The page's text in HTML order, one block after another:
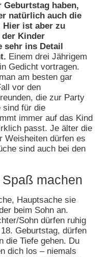
Geburtstag haben,
natürlich auch die
Hier ist aber zu
der Kinder
sehr ins Detail
Einem drei Jährigem
Gedicht vortragen.
am besten gar
vor den
die zur Party
sind für die
immer auf das Kind
passt. Je älter die
Weisheiten dürfen es
sind auch bei den
machen
Hauptsache sie
beim Sohn an.
Sohn dürfen ruhig
Geburtstag, dürfen
die Tiefe gehen. Du
dich los – niemals